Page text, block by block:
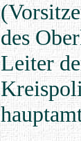
des
Leiter